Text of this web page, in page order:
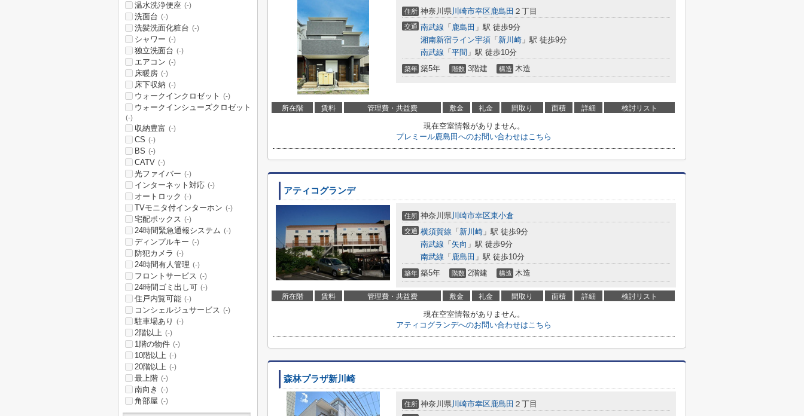
住所 神奈川県川崎市幸区鹿島田 ２丁目
交通 南武線 「 鹿島田 」駅 徒歩9分
湘南新宿ライン宇須 「 新川崎 」駅 徒歩9分
南武線 「 平間 」駅 徒歩10分
築年 築5年 階数 3階建 構造 木造
所在階 賃料 管理費・共益費 敷金 礼金 間取り 面積 詳細 検討リスト
現在空室情報がありません。
プレミール鹿島田へのお問い合わせはこちら
アティコグランデ
住所 神奈川県川崎市幸区東小倉
交通 横須賀線 「 新川崎 」駅 徒歩9分
南武線 「 矢向 」駅 徒歩9分
南武線 「 鹿島田 」駅 徒歩10分
築年 築5年 階数 2階建 構造 木造
所在階 賃料 管理費・共益費 敷金 礼金 間取り 面積 詳細 検討リスト
現在空室情報がありません。
アティコグランデへのお問い合わせはこちら
森林プラザ新川崎
住所 神奈川県川崎市幸区鹿島田 ２丁目
温水洗浄便座 (-)
洗面台 (-)
洗髪洗面化粧台 (-)
シャワー (-)
独立洗面台 (-)
エアコン (-)
床暖房 (-)
床下収納 (-)
ウォークインクロゼット (-)
ウォークインシューズクロゼット
(-)
収納豊富 (-)
CS (-)
BS (-)
CATV (-)
光ファイバー (-)
インターネット対応 (-)
オートロック (-)
TVモニタ付インターホン (-)
宅配ボックス (-)
24時間緊急通報システム (-)
ディンプルキー (-)
防犯カメラ (-)
24時間有人管理 (-)
フロントサービス (-)
24時間ゴミ出し可 (-)
住戸内覧可能 (-)
コンシェルジュサービス (-)
駐車場あり (-)
2階以上 (-)
1階の物件 (-)
10階以上 (-)
20階以上 (-)
最上階 (-)
南向き (-)
角部屋 (-)